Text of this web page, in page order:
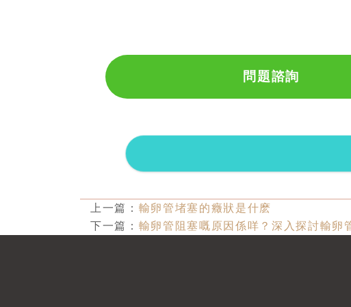
問題諮詢
上一篇： 輸卵管堵塞的癥狀是什麽
下一篇： 輸卵管阻塞嘅原因係咩？深入探討輸卵